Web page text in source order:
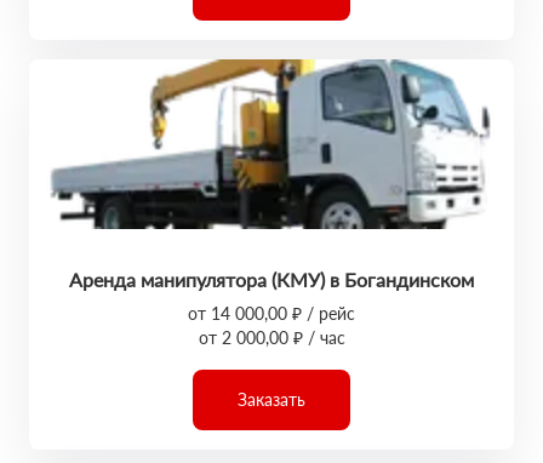
Аренда манипулятора (КМУ) в Богандинском
от 14 000,00 ₽ / рейс
от 2 000,00 ₽ / час
Заказать